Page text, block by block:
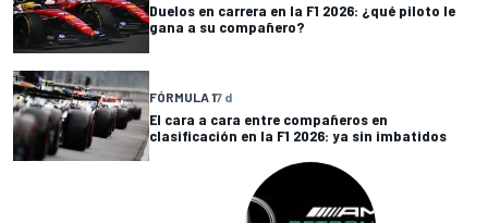
Duelos en carrera en la F1 2026: ¿qué piloto le
gana a su compañero?
FÓRMULA 17 d
El cara a cara entre compañeros en
clasificación en la F1 2026: ya sin imbatidos